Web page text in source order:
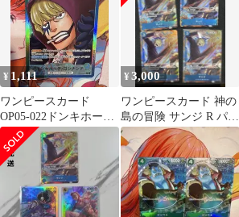
¥1,111
ワンピースカード
OP05-022ドンキホー
テ・ロシナンテ リーダ
ーパラレル
¥3,000
ワンピースカード 神の
島の冒険 サンジ R パラ
レル OP15 4枚